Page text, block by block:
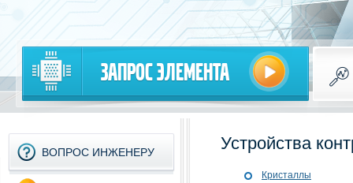
Запрос элемента
ВОПРОС ИНЖЕНЕРУ Устройства
Кристаллы